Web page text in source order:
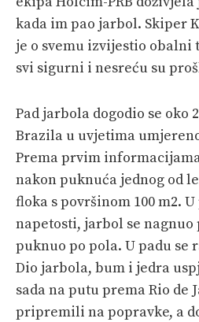
kada im pao jarbol. Skiper
je o svemu izvijestio obalni
svi sigurni i nesreću su
Pad jarbola dogodio se oko
Brazila u uvjetima
Prema prvim
nakon puknuća jednog od
floka s površinom 100 m2.
napetosti, jarbol se
puknuo po pola. U padu se
Dio jarbola, bum i jedra
sada na putu prema Rio de
pripremili na popravke, a